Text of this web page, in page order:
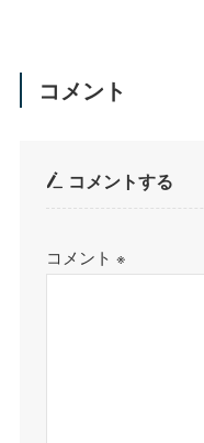
コメント
コメントする
コメント※